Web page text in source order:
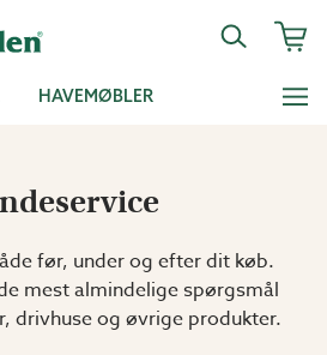
HAVEMØBLER
før, under og efter dit køb.
mest almindelige spørgsmål
drivhuse og øvrige produkter.